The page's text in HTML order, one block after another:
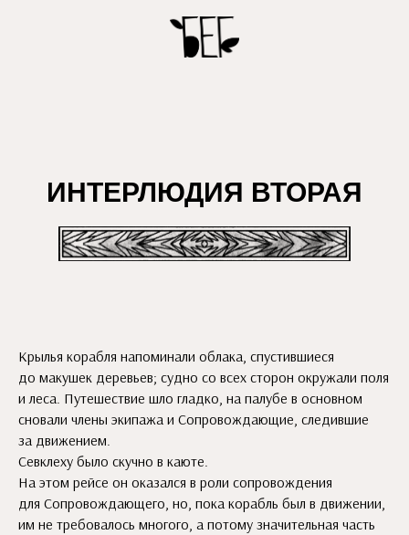
ИНТЕРЛЮДИЯ ВТОРАЯ
Крылья корабля напоминали облака, спустившиеся
до макушек деревьев; судно со всех сторон окружали поля
и леса. Путешествие шло гладко, на палубе в основном
сновали члены экипажа и Сопровождающие, следившие
за движением.
Севклеху было скучно в каюте.
На этом рейсе он оказался в роли сопровождения
для Сопровождающего, но, пока корабль был в движении,
им не требовалось многого, а потому значительная часть